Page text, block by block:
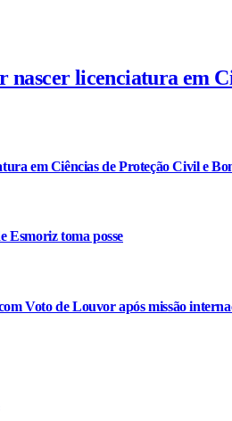
nascer licenciatura em
em Ciências de Proteção Civil e
Esmoriz toma posse
Voto de Louvor após missão